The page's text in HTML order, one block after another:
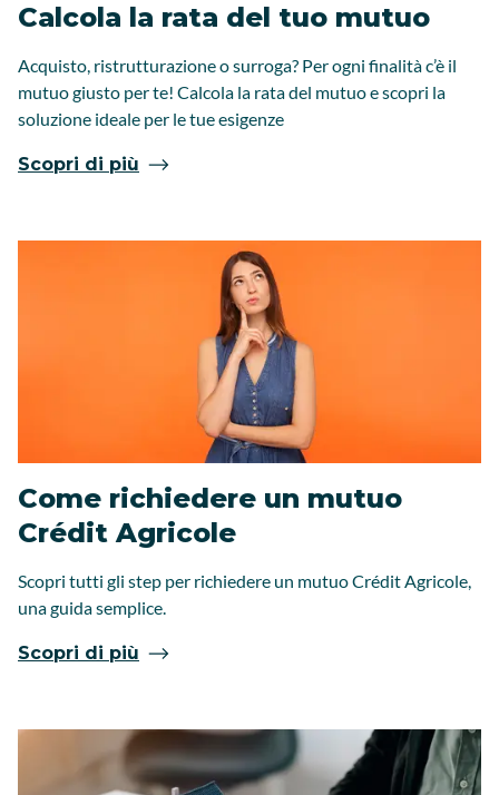
Calcola la rata del tuo mutuo
Acquisto, ristrutturazione o surroga? Per ogni finalità c’è il
mutuo giusto per te! Calcola la rata del mutuo e scopri la
soluzione ideale per le tue esigenze
Scopri di più
Come richiedere un mutuo
Crédit Agricole
Scopri tutti gli step per richiedere un mutuo Crédit Agricole,
una guida semplice.
Scopri di più